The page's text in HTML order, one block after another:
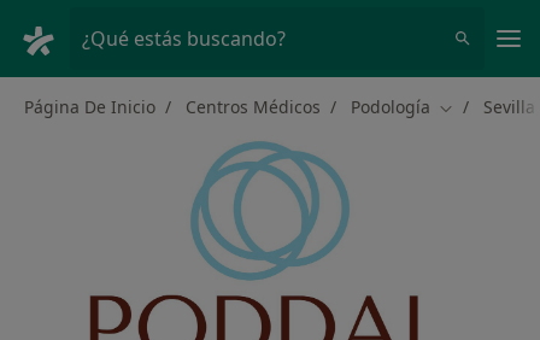
¿Qué estás buscando?
Página De Inicio Centros Médicos Podología Cambiar de
Sevilla